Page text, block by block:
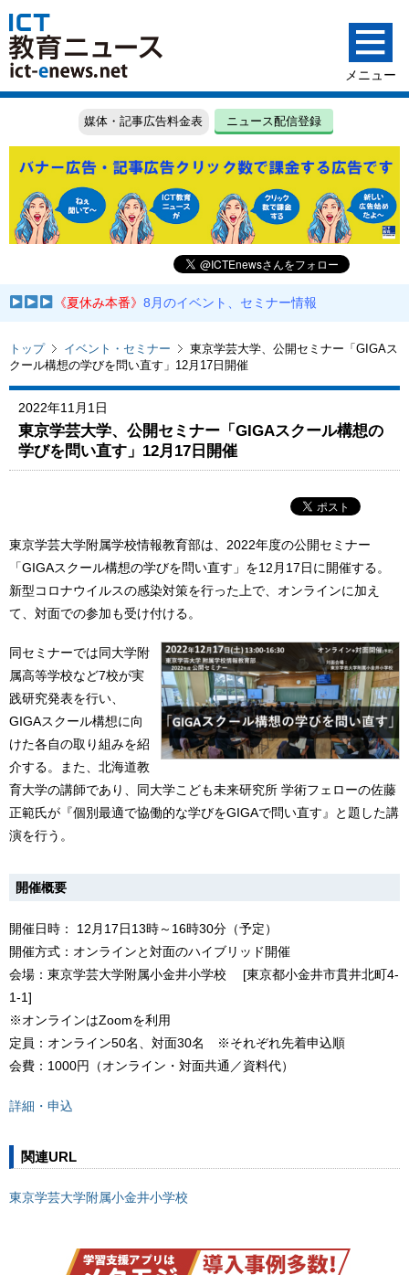
媒体・記事広告料金表 ニュース配信登録
《夏休み本番》8月のイベント、セミナー情報
トップ イベント・セミナー
東京学芸大学、公開セミナー「GIGAス
クール構想の学びを問い直す」12月17日開催
2022年11月1日
東京学芸大学、公開セミナー「GIGAスクール構想の
学びを問い直す」12月17日開催
東京学芸大学附属学校情報教育部は、2022年度の公開セミナー
「GIGAスクール構想の学びを問い直す」を12月17日に開催する。
新型コロナウイルスの感染対策を行った上で、オンラインに加え
て、対面での参加も受け付ける。
同セミナーでは同大学附
属高等学校など7校が実
践研究発表を行い、
GIGAスクール構想に向
けた各自の取り組みを紹
介する。また、北海道教
育大学の講師であり、同大学こども未来研究所 学術フェローの佐藤
正範氏が『個別最適で協働的な学びをGIGAで問い直す』と題した講
演を行う。
開催概要
開催日時： 12月17日13時～16時30分（予定）
開催方式：オンラインと対面のハイブリッド開催
会場：東京学芸大学附属小金井小学校 [東京都小金井市貫井北町4-
1-1]
※オンラインはZoomを利用
定員：オンライン50名、対面30名 ※それぞれ先着申込順
会費：1000円（オンライン・対面共通／資料代）
詳細・申込
関連URL
東京学芸大学附属小金井小学校